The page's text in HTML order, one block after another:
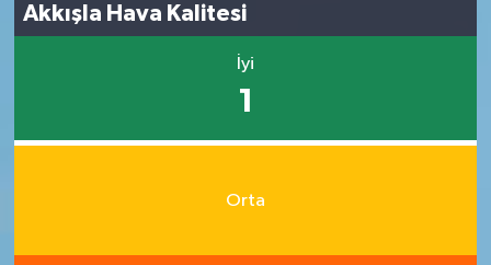
Akkışla Hava Kalitesi
İyi
1
Orta